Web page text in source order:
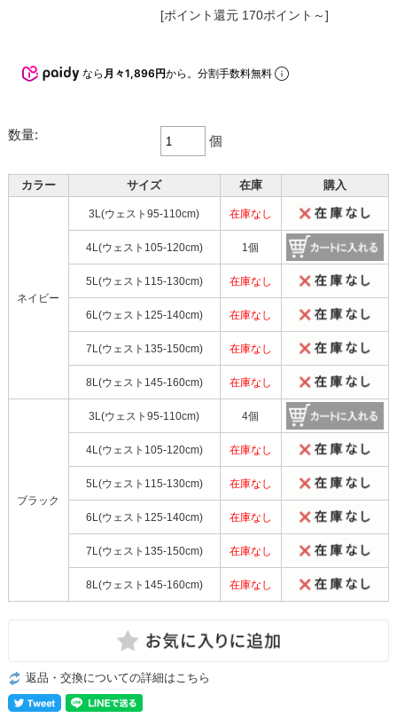
[ポイント還元 170ポイント～]
なら 月々1,896円から。分割手数料無料
数量: 個
カラー サイズ 在庫 購入
ネイビー
3L(ウェスト95-110cm) 在庫なし
4L(ウェスト105-120cm) 1個
5L(ウェスト115-130cm) 在庫なし
6L(ウェスト125-140cm) 在庫なし
7L(ウェスト135-150cm) 在庫なし
8L(ウェスト145-160cm) 在庫なし
ブラック
3L(ウェスト95-110cm) 4個
4L(ウェスト105-120cm) 在庫なし
5L(ウェスト115-130cm) 在庫なし
6L(ウェスト125-140cm) 在庫なし
7L(ウェスト135-150cm) 在庫なし
8L(ウェスト145-160cm) 在庫なし
返品・交換についての詳細はこちら